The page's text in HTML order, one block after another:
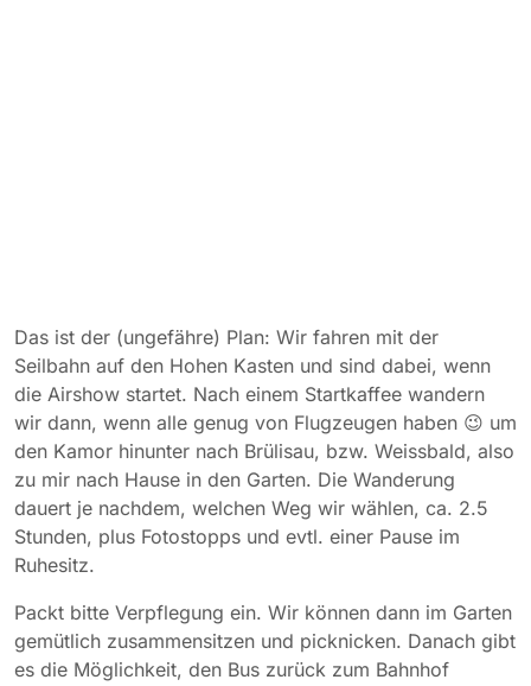
Das ist der (ungefähre) Plan: Wir fahren mit der
Seilbahn auf den Hohen Kasten und sind dabei, wenn
die Airshow startet. Nach einem Startkaffee wandern
wir dann, wenn alle genug von Flugzeugen haben 😉 um
den Kamor hinunter nach Brülisau, bzw. Weissbald, also
zu mir nach Hause in den Garten. Die Wanderung
dauert je nachdem, welchen Weg wir wählen, ca. 2.5
Stunden, plus Fotostopps und evtl. einer Pause im
Ruhesitz.
Packt bitte Verpflegung ein. Wir können dann im Garten
gemütlich zusammensitzen und picknicken. Danach gibt
es die Möglichkeit, den Bus zurück zum Bahnhof